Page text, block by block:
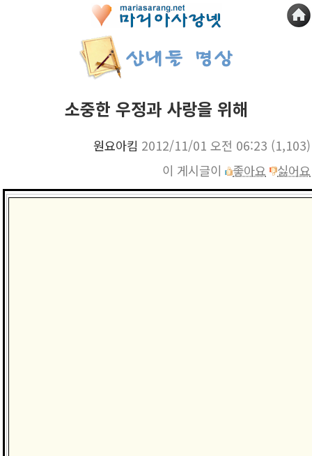
소중한 우정과 사랑을 위해
원요아킴 2012/11/01 오전 06:23 (1,103)
이 게시글이
좋아요 싫어요